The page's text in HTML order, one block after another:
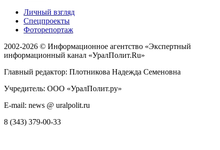
Личный взгляд
Спецпроекты
Фоторепортаж
2002-2026 © Информационное агентство «Экспертный
информационный канал «УралПолит.Ru»
Главный редактор: Плотникова Надежда Семеновна
Учредитель: ООО «УралПолит.ру»
E-mail: news @ uralpolit.ru
8 (343) 379-00-33